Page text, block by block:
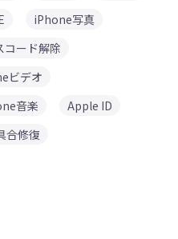
iPhone写真
ード解除
ビデオ
音楽
Apple ID
合修復